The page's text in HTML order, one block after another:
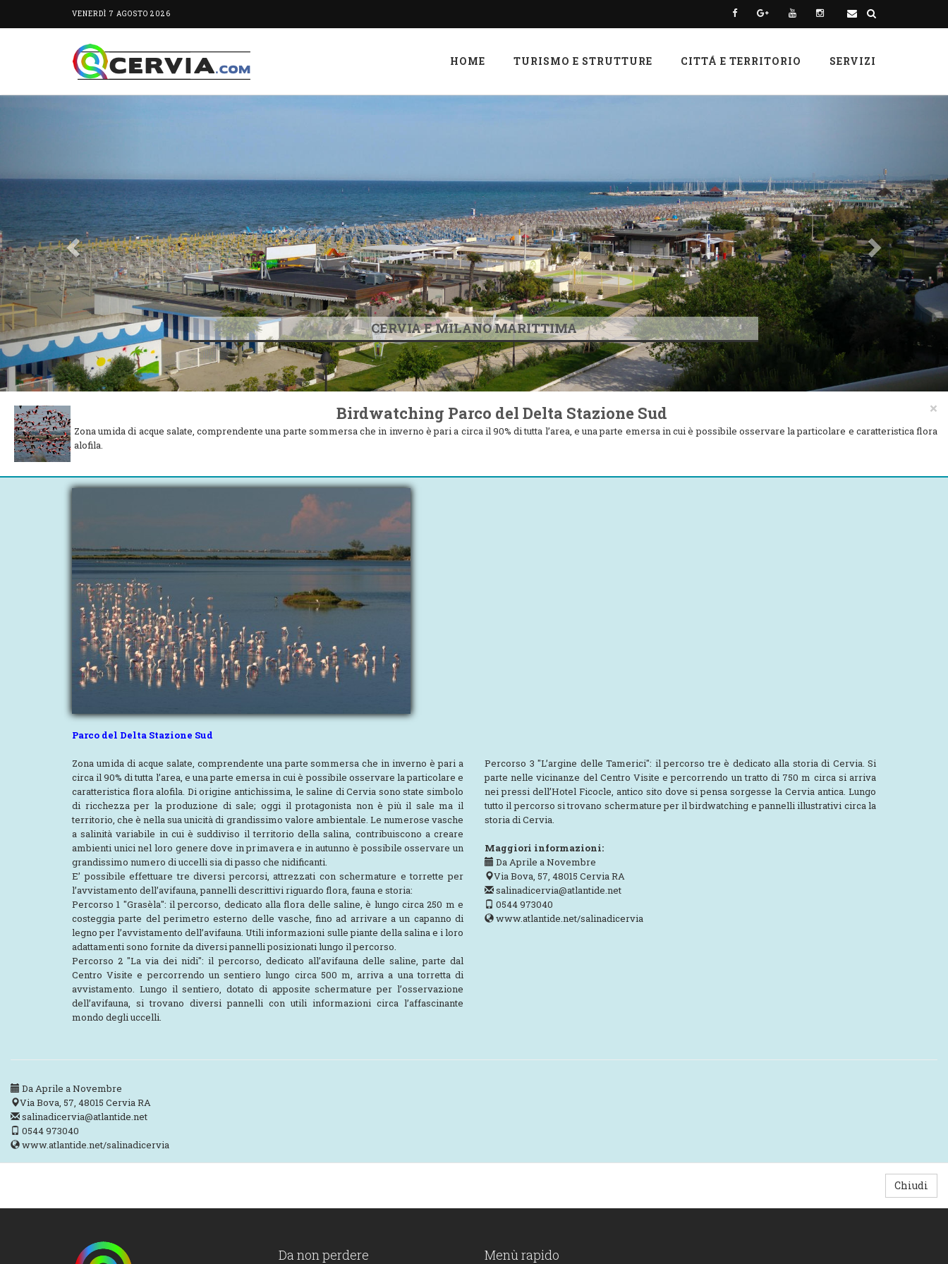
VENERDÌ 7 AGOSTO 2026
HOME TURISMO E STRUTTURE CITTÁ E TERRITORIO SERVIZI
CERVIA E MILANO MARITTIMA
×
Birdwatching Parco del Delta Stazione Sud
Zona umida di acque salate, comprendente una parte sommersa che in inverno è pari a circa il 90% di tutta l’area, e una parte emersa in cui è possibile osservare la particolare e caratteristica flora
alofila.
Parco del Delta Stazione Sud
Zona umida di acque salate, comprendente una parte sommersa che in inverno è pari a
circa il 90% di tutta l’area, e una parte emersa in cui è possibile osservare la particolare e
caratteristica flora alofila. Di origine antichissima, le saline di Cervia sono state simbolo
di ricchezza per la produzione di sale; oggi il protagonista non è più il sale ma il
territorio, che è nella sua unicità di grandissimo valore ambientale. Le numerose vasche
a salinità variabile in cui è suddiviso il territorio della salina, contribuiscono a creare
ambienti unici nel loro genere dove in primavera e in autunno è possibile osservare un
grandissimo numero di uccelli sia di passo che nidificanti.
E’ possibile effettuare tre diversi percorsi, attrezzati con schermature e torrette per
l’avvistamento dell’avifauna, pannelli descrittivi riguardo flora, fauna e storia:
Percorso 1 "Grasèla": il percorso, dedicato alla flora delle saline, è lungo circa 250 m e
costeggia parte del perimetro esterno delle vasche, fino ad arrivare a un capanno di
legno per l’avvistamento dell’avifauna. Utili informazioni sulle piante della salina e i loro
adattamenti sono fornite da diversi pannelli posizionati lungo il percorso.
Percorso 2 "La via dei nidi": il percorso, dedicato all’avifauna delle saline, parte dal
Centro Visite e percorrendo un sentiero lungo circa 500 m, arriva a una torretta di
avvistamento. Lungo il sentiero, dotato di apposite schermature per l’osservazione
dell’avifauna, si trovano diversi pannelli con utili informazioni circa l’affascinante
mondo degli uccelli.
Percorso 3 "L’argine delle Tamerici": il percorso tre è dedicato alla storia di Cervia. Si
parte nelle vicinanze del Centro Visite e percorrendo un tratto di 750 m circa si arriva
nei pressi dell’Hotel Ficocle, antico sito dove si pensa sorgesse la Cervia antica. Lungo
tutto il percorso si trovano schermature per il birdwatching e pannelli illustrativi circa la
storia di Cervia.
Maggiori informazioni:
Da Aprile a Novembre
Via Bova, 57, 48015 Cervia RA
salinadicervia@atlantide.net
0544 973040
www.atlantide.net/salinadicervia
Da Aprile a Novembre
Via Bova, 57, 48015 Cervia RA
salinadicervia@atlantide.net
0544 973040
www.atlantide.net/salinadicervia
Chiudi
Da non perdere Menù rapido